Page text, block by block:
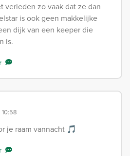
verleden zo vaak dat ze dan
is ook geen makkelijke
dijk van een keeper die
is.
je raam vannacht 🎵